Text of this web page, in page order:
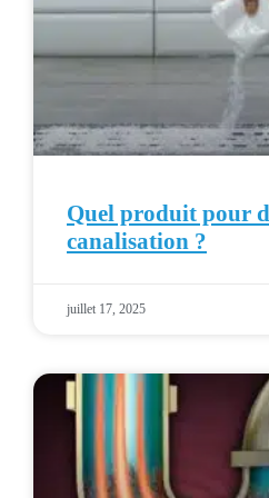
Quel produit pour
canalisation ?
juillet 17, 2025